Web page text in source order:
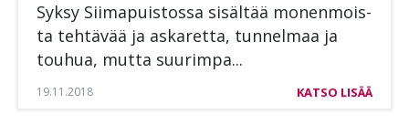
Syk­sy Sii­ma­puis­tos­sa si­säl­tää mo­nen­mois­
ta teh­tä­vää ja as­ka­ret­ta, tun­nel­maa ja
tou­hua, mut­ta suu­rim­pa...
19.11.2018 KATSO LISÄÄ